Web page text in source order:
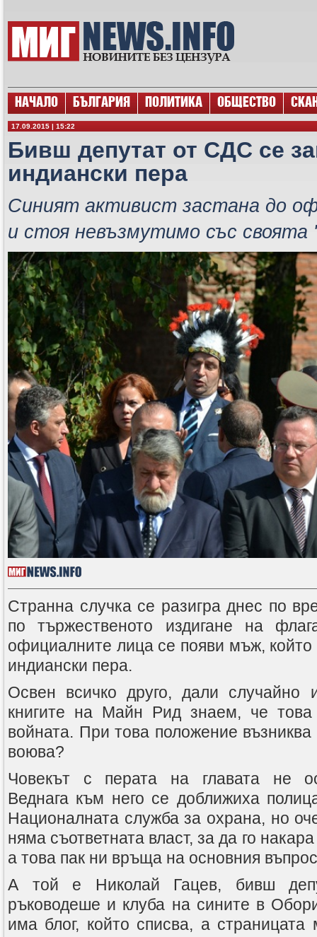
НАЧАЛО БЪЛГАРИЯ ПОЛИТИКА ОБЩЕСТВО
17.09.2015 | 15:22
Бивш депутат от СДС се
индиански пера
Синият активист застана до
и стоя невъзмутимо със своята
Странна случка се разигра днес по
по тържественото издигане на
официалните лица се появи мъж, който
индиански пера.
Освен всичко друго, дали
книгите на Майн Рид знаем, че
войната. При това положение възниква
воюва?
Човекът с перата на главата не
Веднага към него се доближиха
Националната служба за охрана, но
няма съответната власт, за да го
а това пак ни връща на основния
А той е Николай Гацев, бивш
ръководеше и клуба на сините в
има блог, който списва, а